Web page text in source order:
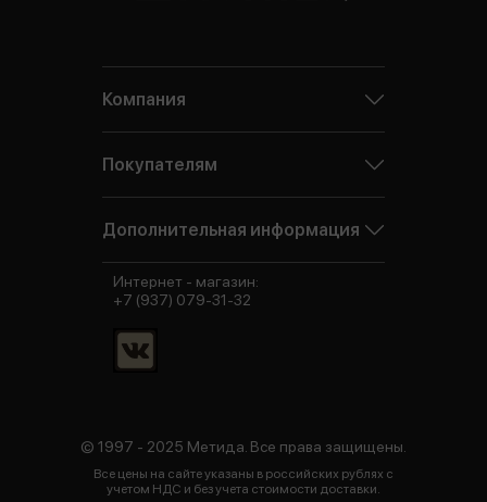
Компания
Покупателям
Дополнительная информация
© 1997 - 2025 Метида. Все права защищены.
Все цены на сайте указаны в российских рублях с
учетом НДС и без учета стоимости доставки.
Интернет - магазин:
+7 (937) 079-31-32